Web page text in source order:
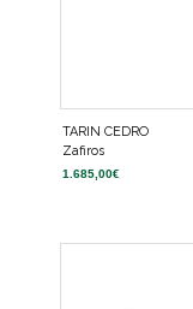
TARIN CEDRO
Zafiros
1.685,00€